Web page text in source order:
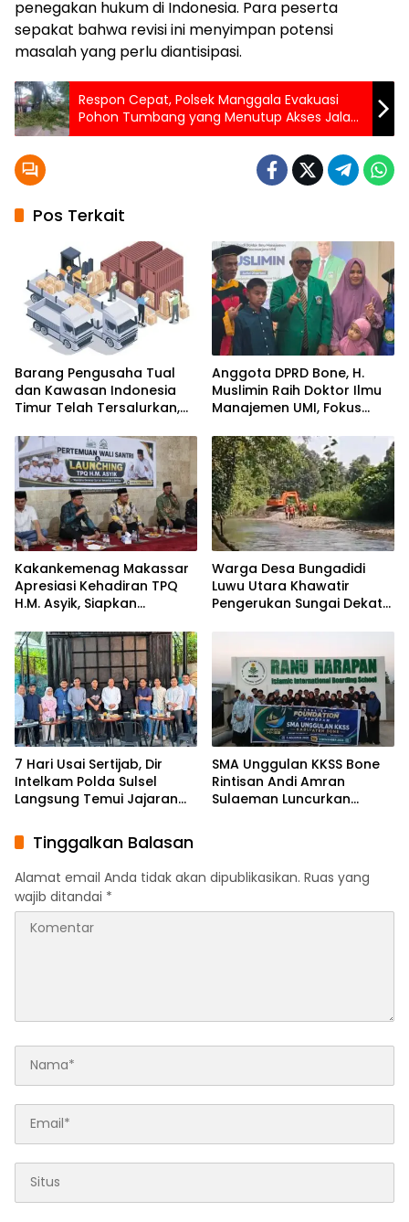
penegakan hukum di Indonesia. Para peserta
sepakat bahwa revisi ini menyimpan potensi
masalah yang perlu diantisipasi.
Respon Cepat, Polsek Manggala Evakuasi
Pohon Tumbang yang Menutup Akses Jalan
Antang Raya
Pos Terkait
Barang Pengusaha Tual
dan Kawasan Indonesia
Timur Telah Tersalurkan,
Langkah Penyelesaian PT
Afid Logistik dan PT Tanto
Intim Line
Anggota DPRD Bone, H.
Muslimin Raih Doktor Ilmu
Manajemen UMI, Fokus
ASN
Kakankemenag Makassar
Apresiasi Kehadiran TPQ
H.M. Asyik, Siapkan
Cegah Anak Miskin
Spiritualitas
Warga Desa Bungadidi
Luwu Utara Khawatir
Pengerukan Sungai Dekat
7 Hari Usai Sertijab, Dir
Intelkam Polda Sulsel
Langsung Temui Jajaran
SMA Unggulan KKSS Bone
Rintisan Andi Amran
Sulaeman Luncurkan
Tinggalkan Balasan
Alamat email Anda tidak akan dipublikasikan. Ruas yang
wajib ditandai *